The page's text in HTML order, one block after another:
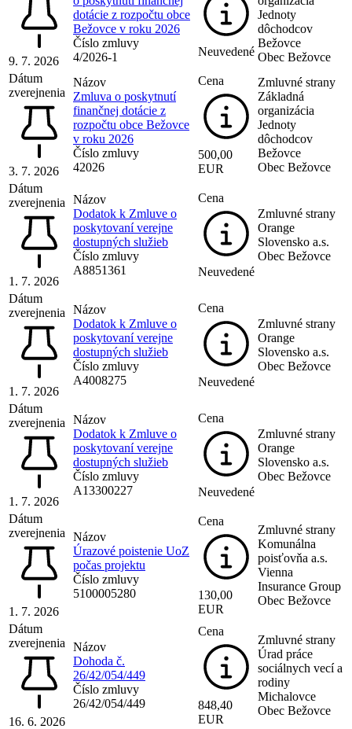
9. 7. 2026
dotácie z rozpočtu obce
Bežovce v roku 2026
Číslo zmluvy
4/2026-1
Neuvedené
Jednoty
dôchodcov
Bežovce
Obec Bežovce
Dátum
zverejnenia
3. 7. 2026
Názov
Zmluva o poskytnutí
finančnej dotácie z
rozpočtu obce Bežovce
v roku 2026
Číslo zmluvy
42026
Cena
500,00
EUR
Zmluvné strany
Základná
organizácia
Jednoty
dôchodcov
Bežovce
Obec Bežovce
Dátum
zverejnenia
1. 7. 2026
Názov
Dodatok k Zmluve o
poskytovaní verejne
dostupných služieb
Číslo zmluvy
A8851361
Cena
Neuvedené
Zmluvné strany
Orange
Slovensko a.s.
Obec Bežovce
Dátum
zverejnenia
1. 7. 2026
Názov
Dodatok k Zmluve o
poskytovaní verejne
dostupných služieb
Číslo zmluvy
A4008275
Cena
Neuvedené
Zmluvné strany
Orange
Slovensko a.s.
Obec Bežovce
Dátum
zverejnenia
1. 7. 2026
Názov
Dodatok k Zmluve o
poskytovaní verejne
dostupných služieb
Číslo zmluvy
A13300227
Cena
Neuvedené
Zmluvné strany
Orange
Slovensko a.s.
Obec Bežovce
Dátum
zverejnenia
1. 7. 2026
Názov
Úrazové poistenie UoZ
počas projektu
Číslo zmluvy
5100005280
Cena
130,00
EUR
Zmluvné strany
Komunálna
poisťovňa a.s.
Vienna
Insurance Group
Obec Bežovce
Dátum
zverejnenia
16. 6. 2026
Názov
Dohoda č.
26/42/054/449
Číslo zmluvy
26/42/054/449
Cena
848,40
EUR
Zmluvné strany
Úrad práce
sociálnych vecí a
rodiny
Michalovce
Obec Bežovce